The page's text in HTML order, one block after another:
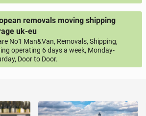
removals moving shipping
uk-eu
No1 Man&Van, Removals, Shipping,
operating 6 days a week, Monday-
Door to Door.